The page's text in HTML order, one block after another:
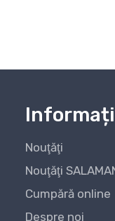
Nouţăţi
Nouţăţi
Cumpără online
Despre noi